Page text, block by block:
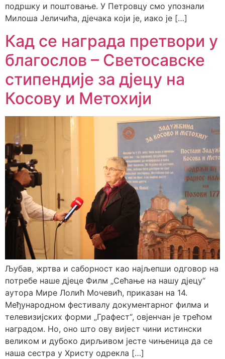
подршку и поштовање. У Петровцу смо упознали
Милоша Јеличића, дјечака који је, иако је […]
Кад се награда претвори у
благослов – Светосавске
стипендије за дјецу на
Косову и Метохији
Љубав, жртва и саборност као најљепши одговор на
потребе наше дјеце Филм „Сећање на нашу дјецу“
ауторa Мире Лолић Мочевић, приказан на 14.
Међународном фестивалу документарног филма и
телевизијских форми „Графест“, овјенчан је трећом
наградом. Но, оно што ову вијест чини истински
великом и дубоко дирљивом јесте чињеница да се
наша сестра у Христу одрекла […]